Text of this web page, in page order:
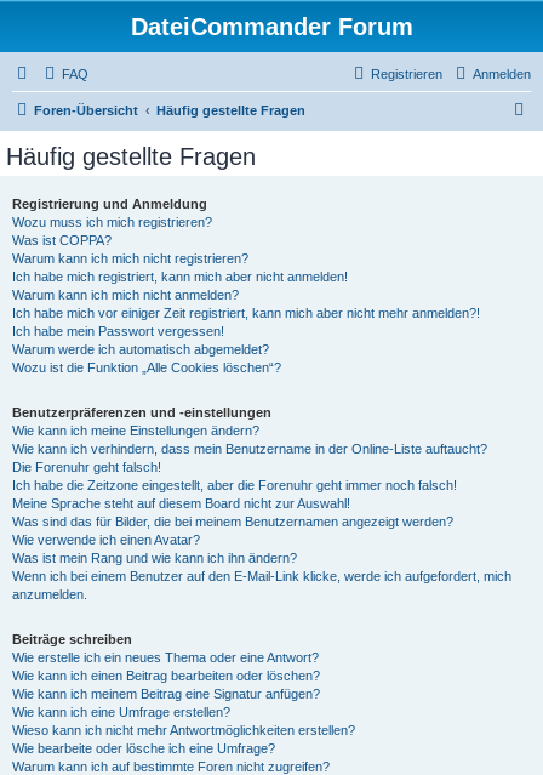
DateiCommander Forum
FAQ Anmelden
Registrieren
Foren-Übersicht Häufig gestellte Fragen
Häufig gestellte Fragen
Registrierung und Anmeldung
Wozu muss ich mich registrieren?
Was ist COPPA?
Warum kann ich mich nicht registrieren?
Ich habe mich registriert, kann mich aber nicht anmelden!
Warum kann ich mich nicht anmelden?
Ich habe mich vor einiger Zeit registriert, kann mich aber nicht mehr anmelden?!
Ich habe mein Passwort vergessen!
Warum werde ich automatisch abgemeldet?
Wozu ist die Funktion „Alle Cookies löschen“?
Benutzerpräferenzen und -einstellungen
Wie kann ich meine Einstellungen ändern?
Wie kann ich verhindern, dass mein Benutzername in der Online-Liste auftaucht?
Die Forenuhr geht falsch!
Ich habe die Zeitzone eingestellt, aber die Forenuhr geht immer noch falsch!
Meine Sprache steht auf diesem Board nicht zur Auswahl!
Was sind das für Bilder, die bei meinem Benutzernamen angezeigt werden?
Wie verwende ich einen Avatar?
Was ist mein Rang und wie kann ich ihn ändern?
Wenn ich bei einem Benutzer auf den E-Mail-Link klicke, werde ich aufgefordert, mich
anzumelden.
Beiträge schreiben
Wie erstelle ich ein neues Thema oder eine Antwort?
Wie kann ich einen Beitrag bearbeiten oder löschen?
Wie kann ich meinem Beitrag eine Signatur anfügen?
Wie kann ich eine Umfrage erstellen?
Wieso kann ich nicht mehr Antwortmöglichkeiten erstellen?
Wie bearbeite oder lösche ich eine Umfrage?
Warum kann ich auf bestimmte Foren nicht zugreifen?